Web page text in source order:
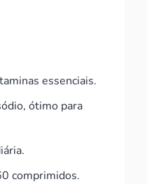
essenciais.
ótimo para
comprimidos.